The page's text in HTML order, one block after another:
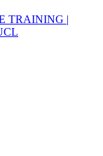
TRAINING |